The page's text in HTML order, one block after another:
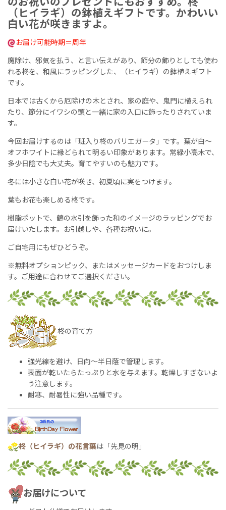
（ヒイラギ）の鉢植えギフトです。かわいい
白い花が咲きますよ。
お届け可能時期＝周年
魔除け、邪気を払う、と言い伝えがあり、節分の飾りとしても使わ
れる柊を、和風にラッピングした、（ヒイラギ）の鉢植えギフト
です。
日本では古くから厄除けの木とされ、家の庭や、鬼門に植えられ
たり、節分にイワシの頭と一緒に家の入口に飾ったりされていま
す。
今回お届けするのは「班入り柊のバリエガータ」です。葉が白〜
オフホワイトに縁どられて明るい印象があります。常緑小高木で、
多少日陰でも大丈夫。育てやすいのも魅力です。
冬には小さな白い花が咲き、初夏頃に実をつけます。
葉もお花も楽しめる柊です。
樹脂ポットで、鶴の水引を飾った和のイメージのラッピングでお
届けいたします。お引越しや、各種お祝いに。
ご自宅用にもぜひどうぞ。
※無料オプションピック、またはメッセージカードをおつけしま
す。ご用途に合わせてご選択ください。
柊の育て方
強光線を避け、日向〜半日蔭で管理します。
表面が乾いたらたっぷりと水を与えます。乾燥しすぎないよ
う注意します。
耐寒、耐暑性に強い品種です。
柊（ヒイラギ）の花言葉は「先見の明」
お届けについて